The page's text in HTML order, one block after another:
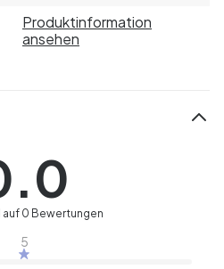
Produktinformation
ansehen
auf 0 Bewertungen
5